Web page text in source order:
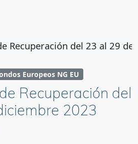
Recuperación del 23 al 29
Europeos NG EU
Recuperación del
2023